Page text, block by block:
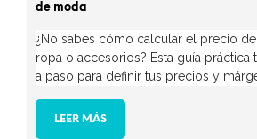
de moda
¿No sabes cómo calcular el precio
ropa o accesorios? Esta guía práctica
a paso para definir tus precios y
LEER MÁS